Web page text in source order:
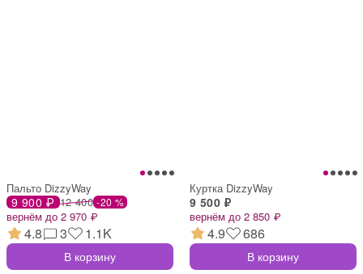
Пальто DizzyWay
9 900 ₽ 12 400 -20 %
вернём до 2 970 ₽
4.8 3 1.1K
В корзину
Куртка DizzyWay
9 500 ₽
вернём до 2 850 ₽
4.9 686
В корзину